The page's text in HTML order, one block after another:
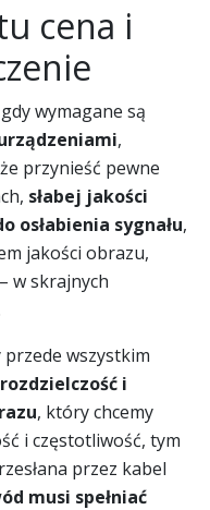
cena i
wymagane są
,
przynieść pewne
słabej jakości
osłabienia sygnału,
jakości obrazu,
w skrajnych
wszystkim
i
, który chcemy
i częstotliwość, tym
przez kabel
musi spełniać